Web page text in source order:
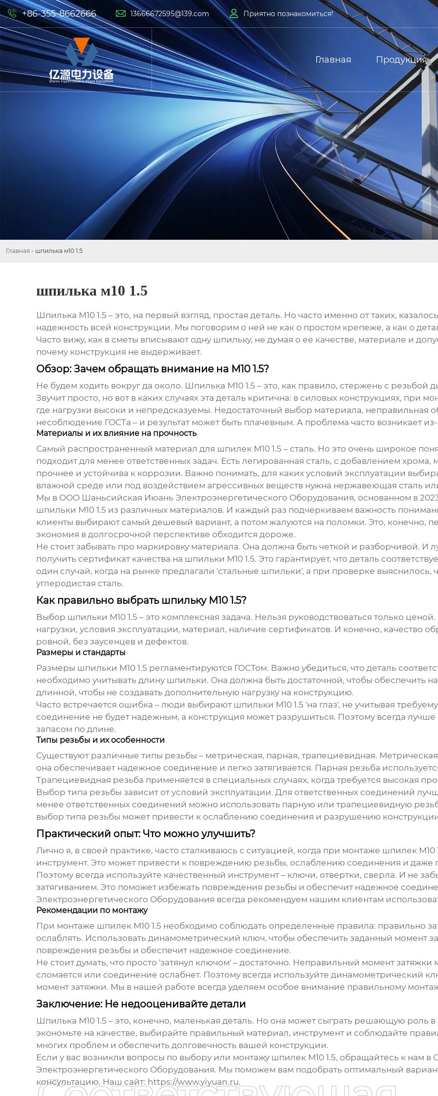
 +86-355-8662666  13666672595@139.com  Приятно познакомиться!
Главная Продукция
Главная - шпилька м10 1.5
шпилька м10 1.5
Шпилька М10 1.5 – это, на первый взгляд, простая деталь. Но часто именно от таких,
надежность всей конструкции. Мы поговорим о ней не как о простом крепеже, а как о
Часто вижу, как в сметы вписывают одну шпильку, не думая о ее качестве, материале и
почему конструкция не выдерживает.
Обзор: Зачем обращать внимание на М10 1.5?
Не будем ходить вокруг да около. Шпилька М10 1.5 – это, как правило, стержень с резьбой
Звучит просто, но вот в каких случаях эта деталь критична: в силовых конструкциях, при
где нагрузки высоки и непредсказуемы. Недостаточный выбор материала, неправильная
несоблюдение ГОСТа – и результат может быть плачевным. А проблема часто возникает
Материалы и их влияние на прочность
Самый распространенный материал для шпилек М10 1.5 – сталь. Но это очень широкое
подходит для менее ответственных задач. Есть легированная сталь, с добавлением хрома,
прочнее и устойчива к коррозии. Важно понимать, для каких условий эксплуатации
влажной среде или под воздействием агрессивных веществ нужна нержавеющая сталь
Мы в ООО Шаньсийская Июань Электроэнергетического Оборудования, основанном в 2023
шпильки М10 1.5 из различных материалов. И каждый раз подчеркиваем важность
клиенты выбирают самый дешевый вариант, а потом жалуются на поломки. Это, конечно,
экономия в долгосрочной перспективе обходится дороже.
Не стоит забывать про маркировку материала. Она должна быть четкой и разборчивой. И
получить сертификат качества на шпильки М10 1.5. Это гарантирует, что деталь
один случай, когда на рынке предлагали 'стальные шпильки', а при проверке выяснилось,
углеродистая сталь.
Как правильно выбрать шпильку М10 1.5?
Выбор шпильки М10 1.5 – это комплексная задача. Нельзя руководствоваться только
нагрузки, условия эксплуатации, материал, наличие сертификатов. И конечно, качество
ровной, без заусенцев и дефектов.
Размеры и стандарты
Размеры шпильки М10 1.5 регламентируются ГОСТом. Важно убедиться, что деталь
необходимо учитывать длину шпильки. Она должна быть достаточной, чтобы обеспечить
длинной, чтобы не создавать дополнительную нагрузку на конструкцию.
Часто встречается ошибка – люди выбирают шпильки М10 1.5 'на глаз', не учитывая
соединение не будет надежным, а конструкция может разрушиться. Поэтому всегда
запасом по длине.
Типы резьбы и их особенности
Существуют различные типы резьбы – метрическая, парная, трапециевидная.
она обеспечивает надежное соединение и легко затягивается. Парная резьба
Трапециевидная резьба применяется в специальных случаях, когда требуется высокая
Выбор типа резьбы зависит от условий эксплуатации. Для ответственных соединений
менее ответственных соединений можно использовать парную или трапециевидную
выбор типа резьбы может привести к ослаблению соединения и разрушению
Практический опыт: Что можно улучшить?
Лично я, в своей практике, часто сталкиваюсь с ситуацией, когда при монтаже шпилек М10
инструмент. Это может привести к повреждению резьбы, ослаблению соединения и
Поэтому всегда используйте качественный инструмент – ключи, отвертки, сверла. И не
затягиванием. Это поможет избежать повреждения резьбы и обеспечит надежное
Электроэнергетического Оборудования всегда рекомендуем нашим клиентам
Рекомендации по монтажу
При монтаже шпилек М10 1.5 необходимо соблюдать определенные правила: правильно
ослаблять. Использовать динамометрический ключ, чтобы обеспечить заданный момент
повреждения резьбы и обеспечит надежное соединение.
Не стоит думать, что просто 'затянул ключом' – достаточно. Неправильный момент
сломается или соединение ослабнет. Поэтому всегда используйте динамометрический
момент затяжки. Мы в нашей работе всегда уделяем особое внимание правильному
Заключение: Не недооценивайте детали
Шпилька М10 1.5 – это, конечно, маленькая деталь. Но она может сыграть решающую роль
экономьте на качестве, выбирайте правильный материал, инструмент и соблюдайте
многих проблем и обеспечить долговечность вашей конструкции.
Если у вас возникли вопросы по выбору или монтажу шпилек М10 1.5, обращайтесь к нам
Электроэнергетического Оборудования. Мы поможем вам подобрать оптимальный
консультацию. Наш сайт: https://www.yiyuan.ru.